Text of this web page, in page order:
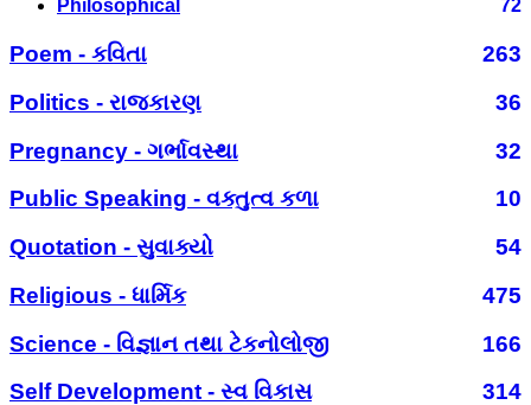
Philosophical 72
Poem - કવિતા
263
Politics - રાજકારણ
36
Pregnancy - ગર્ભાવસ્થા
32
Public Speaking - વક્તુત્વ કળા
10
Quotation - સુવાક્યો
54
Religious - ધાર્મિક
475
Science - વિજ્ઞાન તથા ટેકનોલોજી
166
Self Development - સ્વ વિકાસ
314